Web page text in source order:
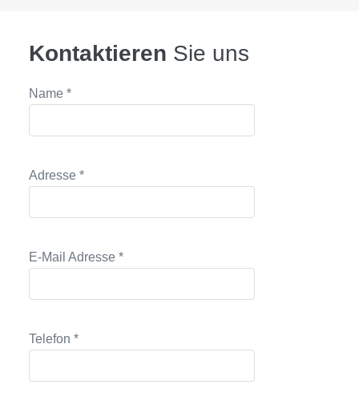
Kontaktieren Sie uns
Name *
Adresse *
E-Mail Adresse *
Telefon *